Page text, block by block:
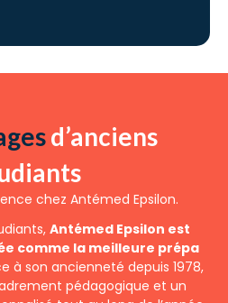
d’anciens
chez Antémed Epsilon.
Antémed Epsilon est
comme la meilleure prépa
à son ancienneté depuis 1978,
pédagogique et un